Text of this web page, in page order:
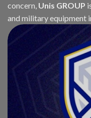
concern, Unis GROUP
and military equipment